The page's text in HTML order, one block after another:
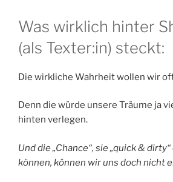
Was wirklich hinter
(als Texter:in) steckt:
Die wirkliche Wahrheit wollen wir
Denn die würde unsere Träume ja
hinten verlegen.
Und die „Chance“, sie „quick &
können, können wir uns doch nicht